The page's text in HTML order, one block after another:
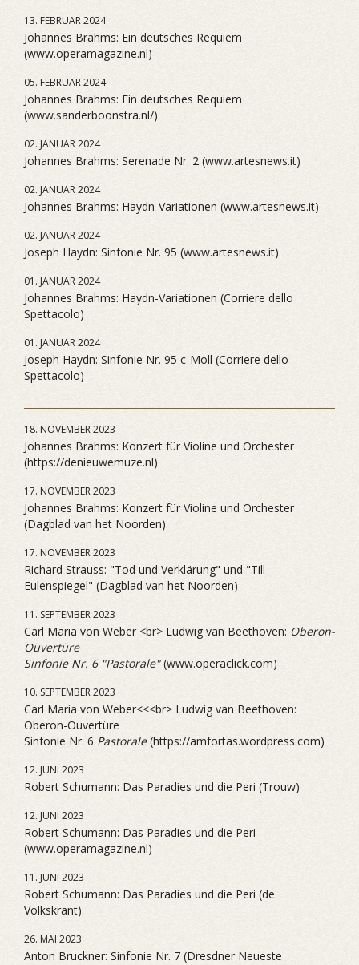
13. FEBRUAR 2024
Johannes Brahms: Ein deutsches Requiem
(www.operamagazine.nl)
05. FEBRUAR 2024
Johannes Brahms: Ein deutsches Requiem
(www.sanderboonstra.nl/)
02. JANUAR 2024
Johannes Brahms: Serenade Nr. 2 (www.artesnews.it)
02. JANUAR 2024
Johannes Brahms: Haydn-Variationen (www.artesnews.it)
02. JANUAR 2024
Joseph Haydn: Sinfonie Nr. 95 (www.artesnews.it)
01. JANUAR 2024
Johannes Brahms: Haydn-Variationen (Corriere dello
Spettacolo)
01. JANUAR 2024
Joseph Haydn: Sinfonie Nr. 95 c-Moll (Corriere dello
Spettacolo)
18. NOVEMBER 2023
Johannes Brahms: Konzert für Violine und Orchester
(https://denieuwemuze.nl)
17. NOVEMBER 2023
Johannes Brahms: Konzert für Violine und Orchester
(Dagblad van het Noorden)
17. NOVEMBER 2023
Richard Strauss: "Tod und Verklärung" und "Till
Eulenspiegel" (Dagblad van het Noorden)
11. SEPTEMBER 2023
Carl Maria von Weber <br> Ludwig van Beethoven: Oberon-
Ouvertüre
Sinfonie Nr. 6 "Pastorale"(www.operaclick.com)
10. SEPTEMBER 2023
Carl Maria von Weber<<<br> Ludwig van Beethoven:
Oberon-Ouvertüre
Sinfonie Nr. 6 Pastorale(https://amfortas.wordpress.com)
12. JUNI 2023
Robert Schumann: Das Paradies und die Peri (Trouw)
12. JUNI 2023
Robert Schumann: Das Paradies und die Peri
(www.operamagazine.nl)
11. JUNI 2023
Robert Schumann: Das Paradies und die Peri (de
Volkskrant)
26. MAI 2023
Anton Bruckner: Sinfonie Nr. 7 (Dresdner Neueste